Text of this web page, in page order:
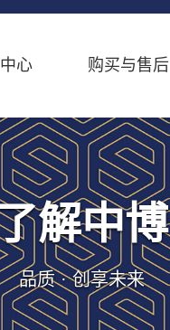
心 购买与售后
解中博
品质 · 创享未来